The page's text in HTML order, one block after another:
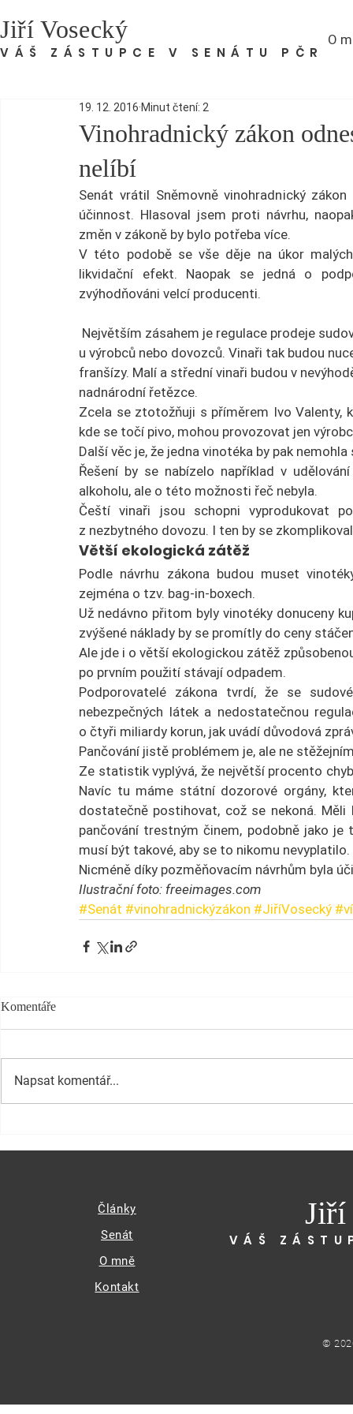
Jiří Vosecký
VÁŠ ZÁSTUPCE V SENÁTU PČR
O
Vinohradnický zákon
nelíbí
19. 12. 2016 Minut čtení: 2
Senát vrátil Sněmovně vinohradnický zákon
účinnost. Hlasoval jsem proti návrhu,
změn v zákoně by bylo potřeba více.
V této podobě se vše děje na úkor
likvidační efekt. Naopak se jedná o
zvýhodňováni velcí producenti.
u výrobců nebo dovozců. Vinaři tak budou
franšízy. Malí a střední vinaři budou v
nadnárodní řetězce.
Zcela se ztotožňuji s příměrem Ivo Valenty,
kde se točí pivo, mohou provozovat jen
Další věc je, že jedna vinotéka by pak
Řešení by se nabízelo například v
alkoholu, ale o této možnosti řeč nebyla.
Čeští vinaři jsou schopni vyprodukovat
z nezbytného dovozu. I ten by se
Větší ekologická zátěž
Podle návrhu zákona budou muset
zejména o tzv. bag-in-boxech.
Už nedávno přitom byly vinotéky donuceny
zvýšené náklady by se promítly do ceny
Ale jde i o větší ekologickou zátěž
po prvním použití stávají odpadem.
Podporovatelé zákona tvrdí, že se
nebezpečných látek a nedostatečnou
o čtyři miliardy korun, jak uvádí důvodová
Pančování jistě problémem je, ale ne
Ze statistik vyplývá, že největší procento
Navíc tu máme státní dozorové orgány,
dostatečně postihovat, což se nekoná.
pančování trestným činem, podobně jako je
musí být takové, aby se to nikomu nevyplatilo.
Nicméně díky pozměňovacím návrhům byla
Ilustrační foto: freeimages.com
#Senát #vinohradnickýzákon #JiříVosecký
Komentáře
Napsat komentář...
Články
Senát
O mně
Kontakt
Jiří
VÁŠ
©